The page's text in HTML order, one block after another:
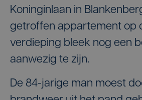
Koninginlaan in
getroffen appartement op
verdieping bleek nog een
aanwezig te zijn.
De 84-jarige man moest